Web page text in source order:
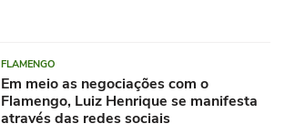
FLAMENGO
Em meio as negociações com o
Flamengo, Luiz Henrique se manifesta
através das redes sociais